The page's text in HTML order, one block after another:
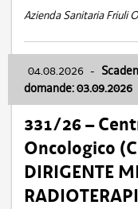
Azienda Sanitaria Friuli
04.08.2026 -
domande: 03.09.2026
331/26 –
Oncologico
DIRIGENTE